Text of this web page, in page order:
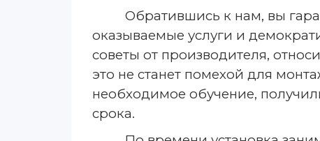
Обратившись к нам, вы
оказываемые услуги и
советы от производителя,
это не станет помехой для
необходимое обучение,
срока.